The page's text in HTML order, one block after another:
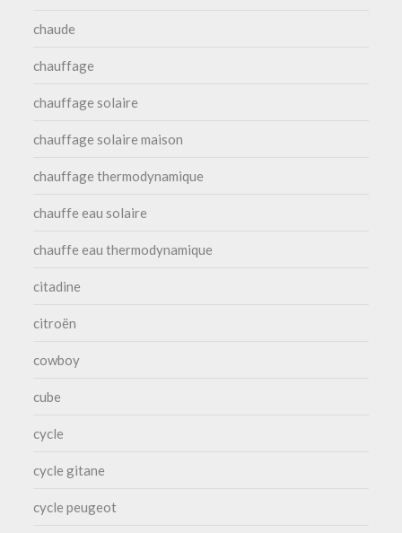
chaude
chauffage
chauffage solaire
chauffage solaire maison
chauffage thermodynamique
chauffe eau solaire
chauffe eau thermodynamique
citadine
citroën
cowboy
cube
cycle
cycle gitane
cycle peugeot